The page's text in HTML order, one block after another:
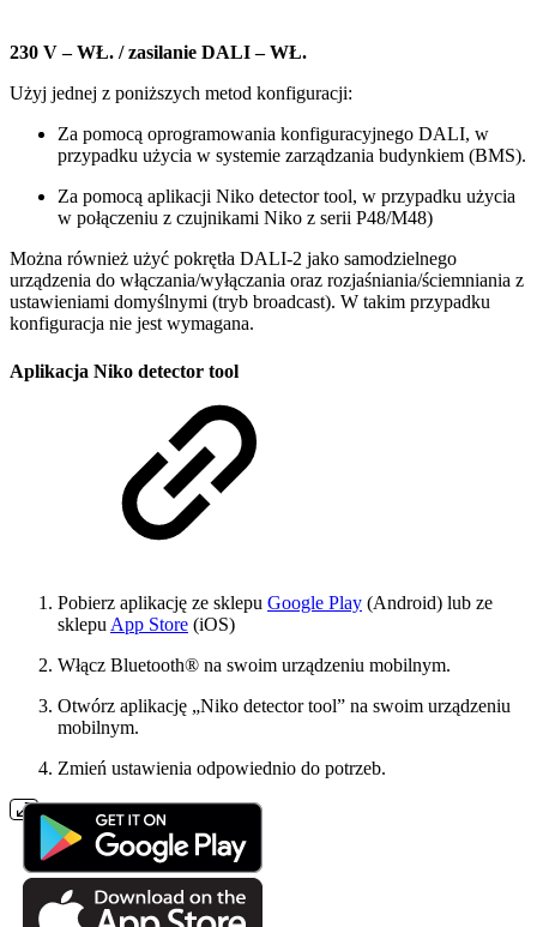
230 V – WŁ. / zasilanie DALI – WŁ.
Użyj jednej z poniższych metod konfiguracji:
Za pomocą oprogramowania konfiguracyjnego DALI, w
przypadku użycia w systemie zarządzania budynkiem (BMS).
Za pomocą aplikacji Niko detector tool, w przypadku użycia
w połączeniu z czujnikami Niko z serii P48/M48)
Można również użyć pokrętła DALI-2 jako samodzielnego
urządzenia do włączania/wyłączania oraz rozjaśniania/ściemniania z
ustawieniami domyślnymi (tryb broadcast). W takim przypadku
konfiguracja nie jest wymagana.
Aplikacja Niko detector tool
Pobierz aplikację ze sklepu Google Play (Android) lub ze
sklepu App Store (iOS)
Włącz Bluetooth® na swoim urządzeniu mobilnym.
Otwórz aplikację „Niko detector tool” na swoim urządzeniu
mobilnym.
Zmień ustawienia odpowiednio do potrzeb.